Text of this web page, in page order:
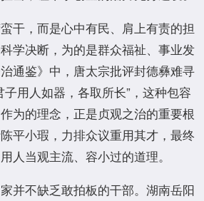
干，而是心中有民、肩上有责的担
学决断，为的是群众福祉、事业发
通鉴》中，唐太宗批评封德彝难寻
子用人如器，各取所长”，这种包容
为的理念，正是贞观之治的重要根
平小瑕，力排众议重用其才，最终
人当观主流、容小过的道理。
并不缺乏敢拍板的干部。湖南岳阳